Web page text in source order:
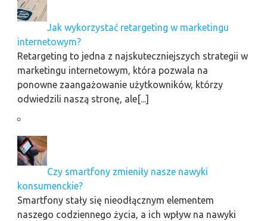
Jak wykorzystać retargeting w marketingu
internetowym?
Retargeting to jedna z najskuteczniejszych strategii w
marketingu internetowym, która pozwala na
ponowne zaangażowanie użytkowników, którzy
odwiedzili naszą stronę, ale[...]
Czy smartfony zmieniły nasze nawyki
konsumenckie?
Smartfony stały się nieodłącznym elementem
naszego codziennego życia, a ich wpływ na nawyki